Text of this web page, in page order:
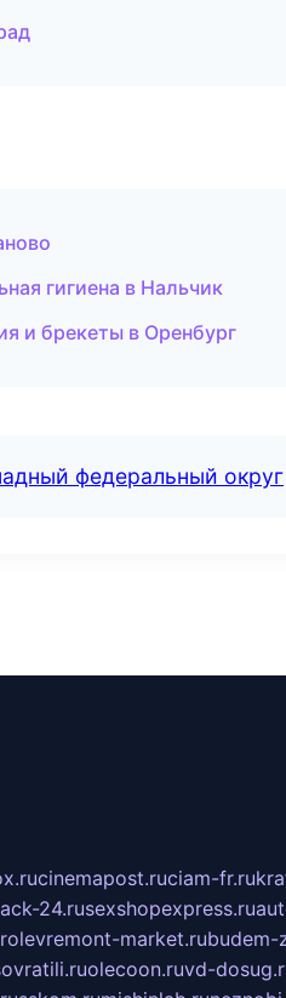
гигиена в Нальчик
и брекеты в Оренбург
федеральный округ
cinemapost.ruciam-fr.ru
24.rusexshopexpress.ru
market.rubudem-
olecoon.ruvd-